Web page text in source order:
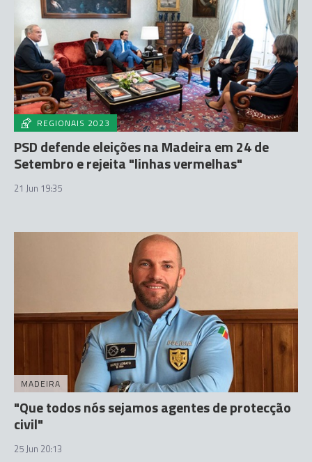
REGIONAIS 2023
PSD defende eleições na Madeira em 24 de
Setembro e rejeita "linhas vermelhas"
21 Jun 19:35
MADEIRA
"Que todos nós sejamos agentes de protecção
civil"
25 Jun 20:13